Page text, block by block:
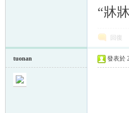
“牀
回復
tuonan 發表於